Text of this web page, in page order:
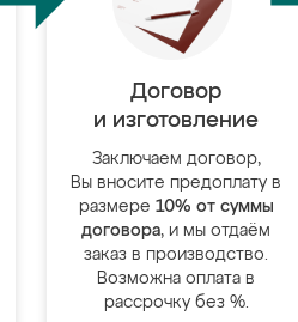
Договор
и изготовление
Заключаем договор,
Вы вносите предоплату в
размере 10% от суммы
договора, и мы отдаём
заказ в производство.
Возможна оплата в
рассрочку без %.